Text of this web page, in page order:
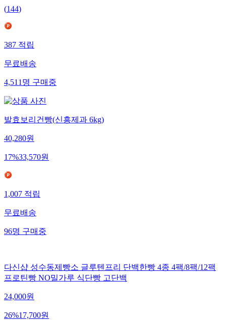
(144)
387적립
무료배송
4,511명구매중
발효보리건빵(신흥제과 6kg)
40,280원
17%33,570원
1,007적립
무료배송
96명구매중
다신샵 성수동제빵소 글루텐프리 단백한빵 4종 4팩/8팩/12팩
프로틴빵 NO밀가루 식단빵 고단백
24,000원
26%17,700원